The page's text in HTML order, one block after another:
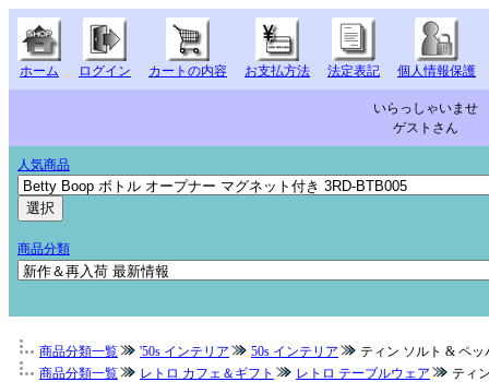
ホーム ログイン カートの内容 お支払方法 法定表記 個人情報保護
いらっしゃいませ
ゲストさん
人気商品
商品分類
商品分類一覧 '50s インテリア 50s インテリア
ティン ソルト & ペッ
商品分類一覧
レトロ カフェ＆ギフト レトロ テーブルウェア ティ